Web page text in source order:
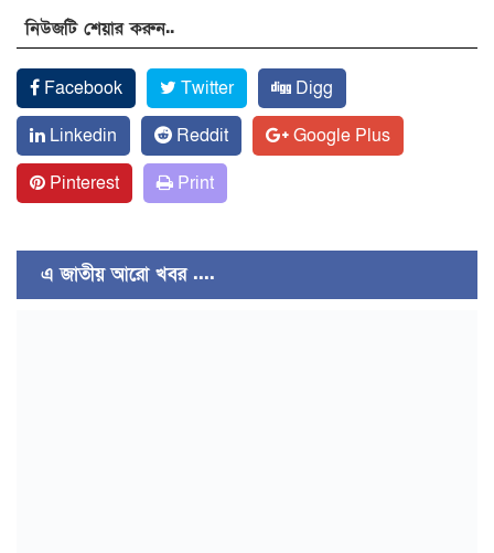
নিউজটি শেয়ার করুন..
Facebook Twitter
Digg
Linkedin
Reddit
Google Plus
Pinterest
Print
এ জাতীয় আরো খবর ....